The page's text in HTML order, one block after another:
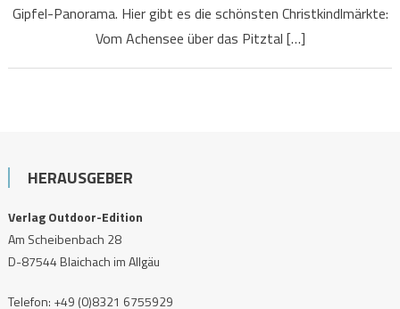
Gipfel-Panorama. Hier gibt es die schönsten Christkindlmärkte:
Vom Achensee über das Pitztal […]
HERAUSGEBER
Verlag Outdoor-Edition
Am Scheibenbach 28
D-87544 Blaichach im Allgäu
Telefon: +49 (0)8321 6755929